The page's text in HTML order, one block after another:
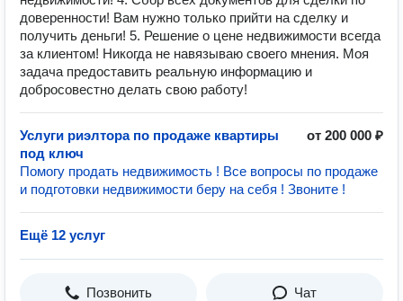
доверенности! Вам нужно только прийти на сделку и
получить деньги! 5. Решение о цене недвижимости всегда
за клиентом! Никогда не навязываю своего мнения. Моя
задача предоставить реальную информацию и
добросовестно делать свою работу!
Услуги риэлтора по продаже квартиры
под ключ
от 200 000 ₽
Помогу продать недвижимость ! Все вопросы по продаже
и подготовки недвижимости беру на себя ! Звоните !
Ещё 12 услуг
Позвонить Чат